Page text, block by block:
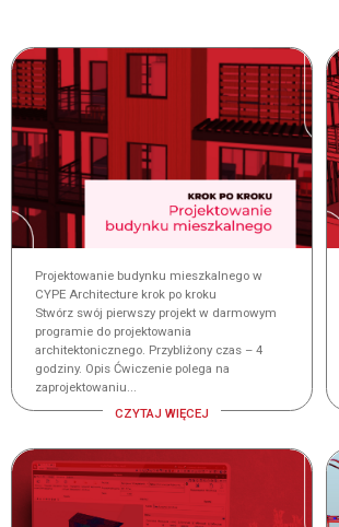
Projektowanie budynku mieszkalnego w
CYPE Architecture krok po kroku
Stwórz swój pierwszy projekt w darmowym
programie do projektowania
architektonicznego. Przybliżony czas – 4
godziny. Opis Ćwiczenie polega na
zaprojektowaniu...
CZYTAJ WIĘCEJ